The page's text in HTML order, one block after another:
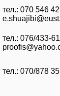
тел.: 070 546
тел.: 076/433-
тел.: 070/878